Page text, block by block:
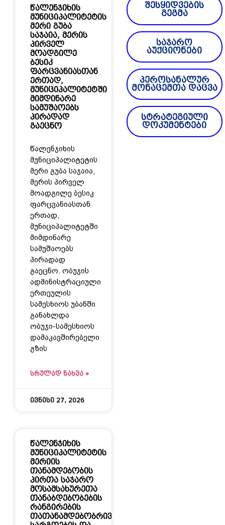
შესყიდვების
გეგმა
საჯარო
აუქციონები
პეროსანალურ
მონაცემთა დაცვა
სტრატეგიული
დოკუმენტები
წალენჯიხის
მუნიციპალიტეტის
მერი გუბა
საჯაია, მერის
პირველ
მოადგილე
ბესიკ
ფარცვანიასთან
ერთად,
მუნიციპალიტეტში
მიმდინარე
სამუშაოებს
პირადად
გაეცნო
წალენჯიხის
მუნიციპალიტეტის
მერი გუბა საჯაია,
მერის პირველ
მოადგილე ბესიკ
ფარცვანიასთან
ერთად,
მუნიციპალიტეტში
მიმდინარე
სამუშაოებს
პირადად
გაეცნო. ობუჯის
ადმინისტრაციული
ერთეულის
სამესხიოს უბანში
განახლდა
ობუჯი-სამესხიოს
დამაკავშირებელი
გზის
ᲡᲠᲣᲚᲐᲓ ᲜᲐᲮᲕᲐ »
ივნისი 27, 2026
წალენჯიხის
მუნიციპალიტეტის
მერიის
თანამდებობის
პირთა საჯარო
მოსამსახურეთა
თანაბდებობების
რანგირების
თათანამდებობრივი